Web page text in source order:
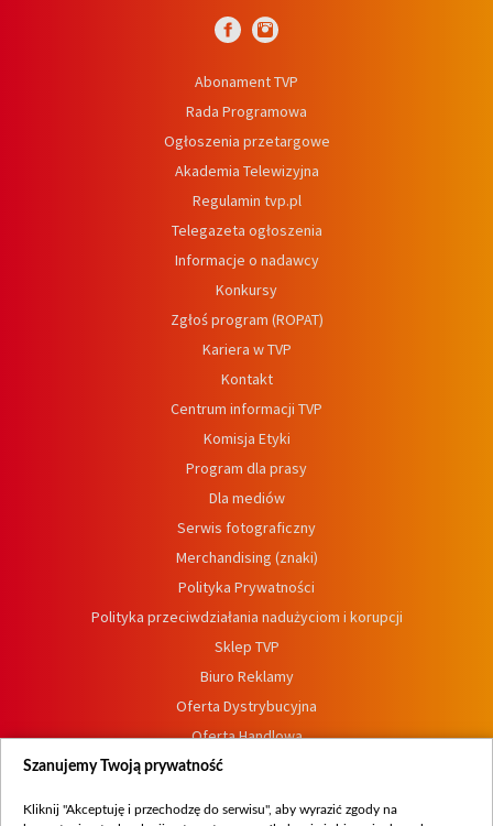
Abonament TVP
Rada Programowa
Ogłoszenia przetargowe
Akademia Telewizyjna
Regulamin tvp.pl
Telegazeta ogłoszenia
Informacje o nadawcy
Konkursy
Zgłoś program (ROPAT)
Kariera w TVP
Kontakt
Centrum informacji TVP
Komisja Etyki
Program dla prasy
Dla mediów
Serwis fotograficzny
Merchandising (znaki)
Polityka Prywatności
Polityka przeciwdziałania nadużyciom i korupcji
Sklep TVP
Biuro Reklamy
Oferta Dystrybucyjna
Oferta Handlowa
Dostępność
Szanujemy Twoją prywatność
Kliknij "Akceptuję i przechodzę do serwisu", aby wyrazić zgody na